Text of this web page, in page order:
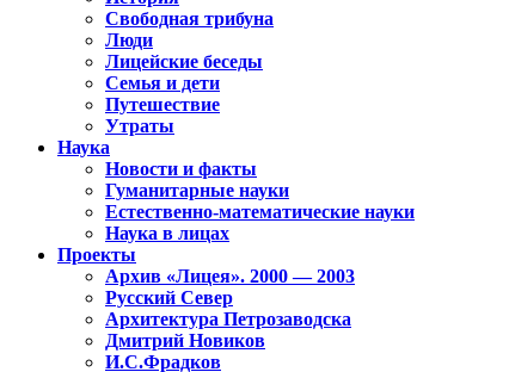
Свободная трибуна
Люди
Лицейские беседы
Семья и дети
Путешествие
Утраты
Наука
Новости и факты
Гуманитарные науки
Естественно-математические науки
Наука в лицах
Проекты
Архив «Лицея». 2000 — 2003
Русский Север
Архитектура Петрозаводска
Дмитрий Новиков
И.С.Фрадков